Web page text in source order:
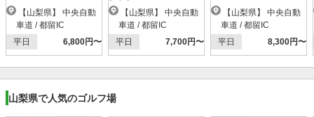
車道 / 都留IC
平日
6,800円〜
車道 / 都留IC
平日
7,700円〜
車道 / 都留IC
平日
8,300円〜
山梨県で人気のゴルフ場